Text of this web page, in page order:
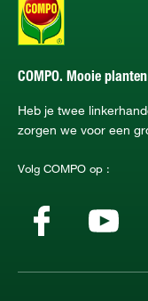
COMPO. Mooie
Heb je twee
zorgen we voor een
Volg COMPO op :